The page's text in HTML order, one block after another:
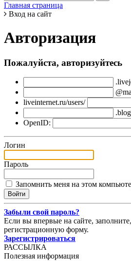
Главная страница
Вход на сайт
Авторизация
Пожалуйста, авторизуйтесь
liveinternet.ru/users/
OpenID:
Логин
Пароль
Запомнить меня на этом
Забыли свой пароль?
Если вы впервые на сайте,
регистрационную форму.
Зарегистрироваться
РАССЫЛКА
Полезная информация